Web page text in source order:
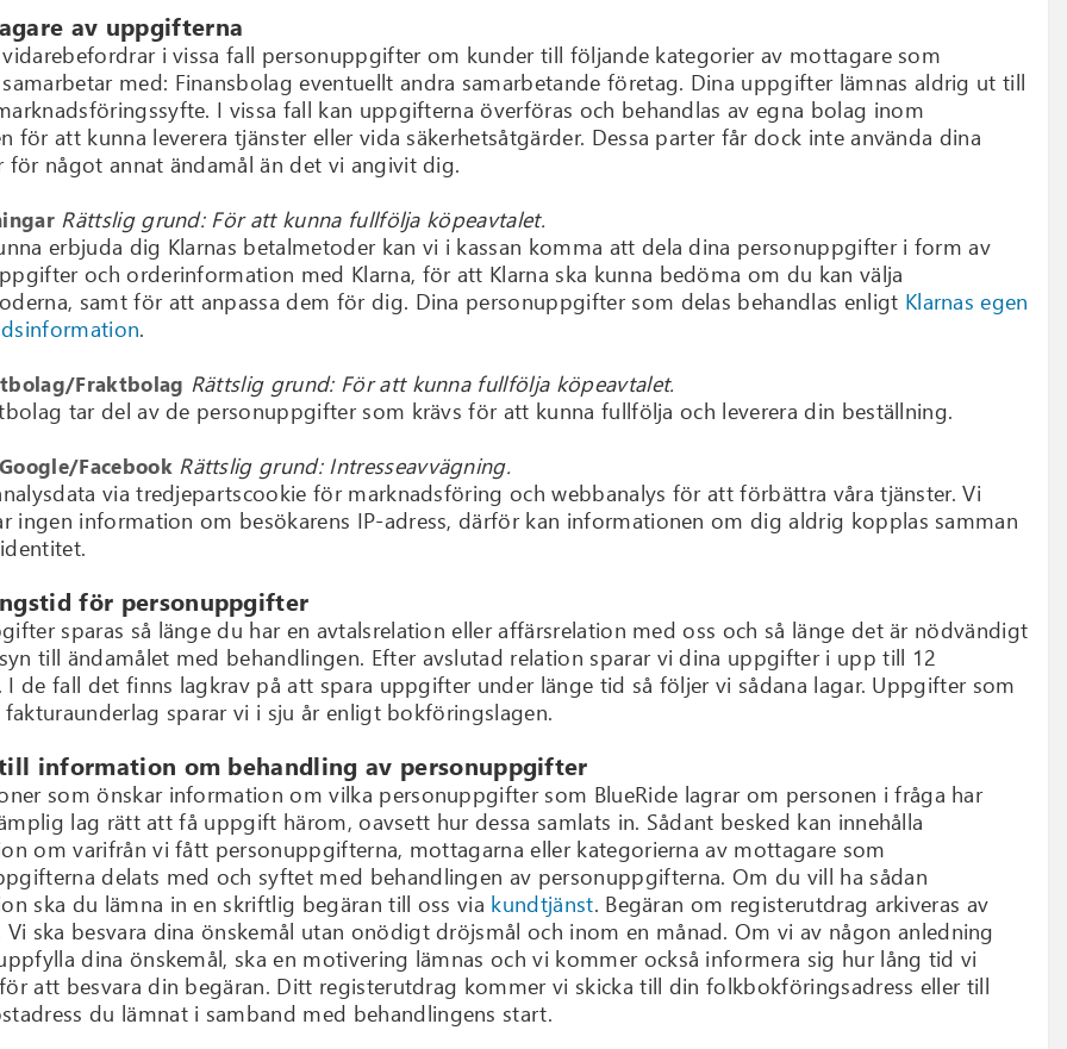
av uppgifterna
vidarebefordrar i vissa fall personuppgifter om kunder till följande kategorier av mottagare som
samarbetar med: Finansbolag eventuellt andra samarbetande företag. Dina uppgifter lämnas aldrig ut till
I vissa fall kan uppgifterna överföras och behandlas av egna bolag inom
för att kunna leverera tjänster eller vida säkerhetsåtgärder. Dessa parter får dock inte använda dina
för något annat ändamål än det vi angivit dig.
Rättslig grund: För att kunna fullfölja köpeavtalet.
erbjuda dig Klarnas betalmetoder kan vi i kassan komma att dela dina personuppgifter i form av
och orderinformation med Klarna, för att Klarna ska kunna bedöma om du kan välja
samt för att anpassa dem för dig. Dina personuppgifter som delas behandlas enligt Klarnas egen
.
Fraktbolag Rättslig grund: För att kunna fullfölja köpeavtalet.
tar del av de personuppgifter som krävs för att kunna fullfölja och leverera din beställning.
Facebook Rättslig grund: Intresseavvägning.
via tredjepartscookie för marknadsföring och webbanalys för att förbättra våra tjänster. Vi
ingen information om besökarens IP-adress, därför kan informationen om dig aldrig kopplas samman
för personuppgifter
sparas så länge du har en avtalsrelation eller affärsrelation med oss och så länge det är nödvändigt
till ändamålet med behandlingen. Efter avslutad relation sparar vi dina uppgifter i upp till 12
I de fall det finns lagkrav på att spara uppgifter under länge tid så följer vi sådana lagar. Uppgifter som
sparar vi i sju år enligt bokföringslagen.
information om behandling av personuppgifter
som önskar information om vilka personuppgifter som BlueRide lagrar om personen i fråga har
lag rätt att få uppgift härom, oavsett hur dessa samlats in. Sådant besked kan innehålla
om varifrån vi fått personuppgifterna, mottagarna eller kategorierna av mottagare som
delats med och syftet med behandlingen av personuppgifterna. Om du vill ha sådan
ska du lämna in en skriftlig begäran till oss via kundtjänst. Begäran om registerutdrag arkiveras av
Vi ska besvara dina önskemål utan onödigt dröjsmål och inom en månad. Om vi av någon anledning
dina önskemål, ska en motivering lämnas och vi kommer också informera sig hur lång tid vi
att besvara din begäran. Ditt registerutdrag kommer vi skicka till din folkbokföringsadress eller till
du lämnat i samband med behandlingens start.